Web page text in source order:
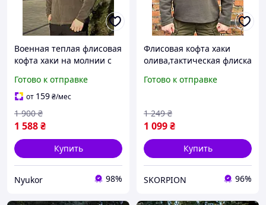
Военная теплая флисовая
кофта хаки на молнии с
шевронов
Готово к отправке
от 159₴/мес
1 588₴
1 900 ₴
Купить
Nyukor 98%
Флисовая кофта хаки
олива,тактическая флиска
кофта олива,военная
кофта хаки мужская
Готово к отправке
1 099₴
1 249 ₴
Купить
SKORPION 96%